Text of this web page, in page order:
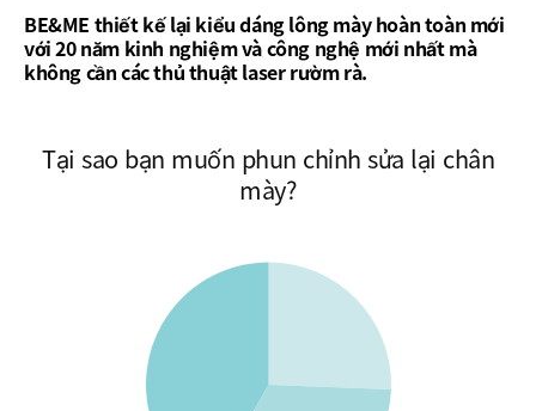
BE&ME thiết kế lại kiểu dáng lông mày hoàn toàn mới
với 20 năm kinh nghiệm và công nghệ mới nhất mà
không cần các thủ thuật laser rườm rà.
Tại sao bạn muốn phun chỉnh sửa lại chân
mày?